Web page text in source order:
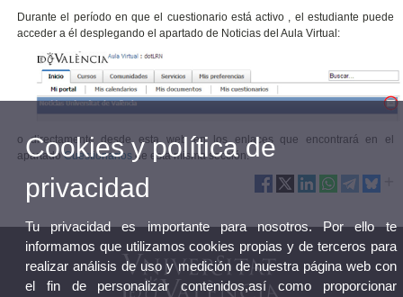
Durante el período en que el cuestionario está activo , el estudiante puede
acceder a él desplegando el apartado de Noticias del Aula Virtual:
o directamente desde esta web en los enlaces que encontrará en el
apartadoCuestionarios de esta misma sección.
Cookies y política de
privacidad
Tu privacidad es importante para nosotros. Por ello te
informamos que utilizamos cookies propias y de terceros para
realizar análisis de uso y medición de nuestra página web con
el fin de personalizar contenidos,así como proporcionar